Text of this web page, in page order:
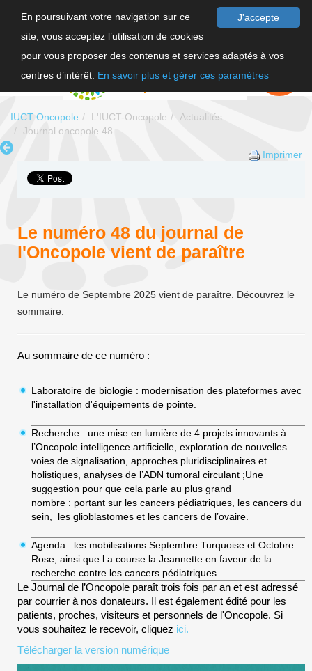
J'accepte
En poursuivant votre navigation sur ce
site, vous acceptez l’utilisation de cookies
pour vous proposer des contenus et services adaptés à vos
centres d’intérêt. En savoir plus et gérer ces paramètres
FAIRE UN
DON
IUCT Oncopole L'IUCT-Oncopole
Actualités
Journal oncopole 48
Imprimer
Le numéro 48 du journal de
l'Oncopole vient de paraître
Le numéro de Septembre 2025 vient de paraître. Découvrez le
sommaire.
Au sommaire de ce numéro :
Laboratoire de biologie : modernisation des plateformes avec
l'installation d'équipements de pointe.
Recherche : une mise en lumière de 4 projets innovants à
l’Oncopole intelligence artificielle, exploration de nouvelles
voies de signalisation, approches pluridisciplinaires et
holistiques, analyses de l’ADN tumoral circulant ;Une
suggestion pour que cela parle au plus grand
nombre : portant sur les cancers pédiatriques, les cancers du
sein, les glioblastomes et les cancers de l’ovaire.
Agenda : les mobilisations Septembre Turquoise et Octobre
Rose, ainsi que l a course la Jeannette en faveur de la
recherche contre les cancers pédiatriques.
Le Journal de l’Oncopole paraît trois fois par an et est adressé
par courrier à nos donateurs. Il est également édité pour les
patients, proches, visiteurs et personnels de l'Oncopole. Si
vous souhaitez le recevoir, cliquez ici.
Télécharger la version numérique